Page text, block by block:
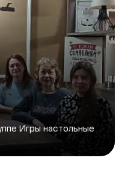
Игры настольные